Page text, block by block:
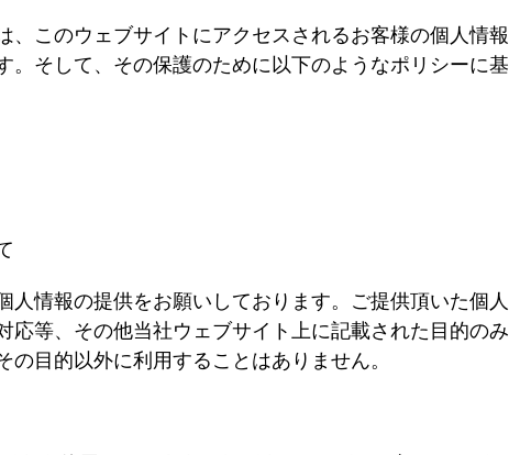
このウェブサイトにアクセスされるお客様の個人情報
。そして、その保護のために以下のようなポリシーに基
情報の提供をお願いしております。ご提供頂いた個人
等、その他当社ウェブサイト上に記載された目的のみ
目的以外に利用することはありません。